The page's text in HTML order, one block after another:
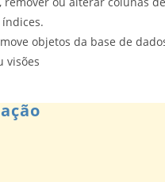
objetos da base de
visões